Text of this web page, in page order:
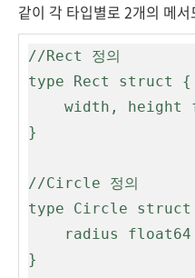
같이 각 타입별로 2개의 메
//Rect 정의
type Rect struct {
}
//Circle 정의
type Circle
}